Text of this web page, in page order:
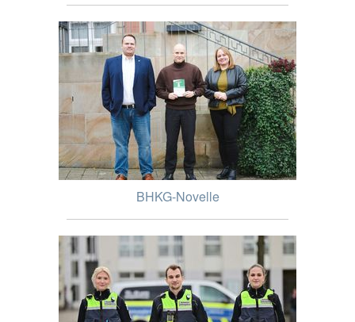
BHKG-Novelle